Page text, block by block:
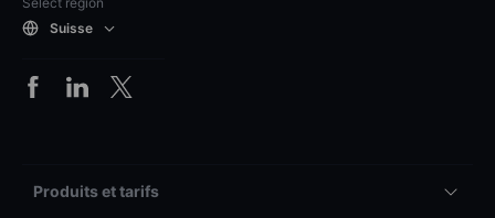
Suisse
Produits et tarifs